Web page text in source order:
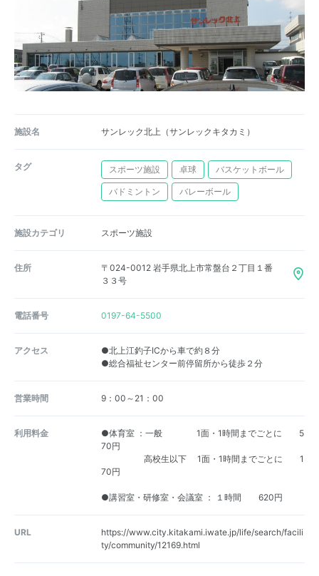
施設名 サンレック北上（サンレックキタカミ）
タグ スポーツ施設 卓球 バスケットボール
バドミントン バレーボール
施設カテゴリ スポーツ施設
住所
〒024-0012 岩手県北上市常盤台２丁目１番
３３号
電話番号 0197-64-5500
アクセス
●北上江釣子ICから車で約８分
●総合福祉センター前停留所から徒歩２分
営業時間 9：00～21：00
利用料金
●体育室 ：一般 1面・1時間までごとに 5
70円
高校生以下 1面・1時間までごとに 1
70円
●講習室・研修室・会議室 ： １時間 620円
URL
https://www.city.kitakami.iwate.jp/life/search/facili
ty/community/12169.html